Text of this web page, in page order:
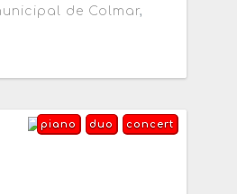
de Colmar,
concert
duo
piano